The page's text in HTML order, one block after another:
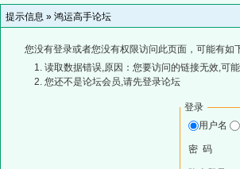
提示信息 » 鸿运高手论坛
您没有登录或者您没有权限访问此页面，可能有如
读取数据错误,原因：您要访问的链接无效,可
您还不是论坛会员,请先登录论坛
登录
用户名
密 码